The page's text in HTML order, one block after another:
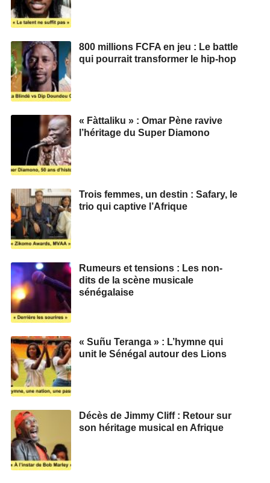
800 millions FCFA en jeu : Le battle
qui pourrait transformer le hip-hop
« Fàttaliku » : Omar Pène ravive
l’héritage du Super Diamono
Trois femmes, un destin : Safary, le
trio qui captive l’Afrique
Rumeurs et tensions : Les non-
dits de la scène musicale
sénégalaise
« Suñu Teranga » : L’hymne qui
unit le Sénégal autour des Lions
Décès de Jimmy Cliff : Retour sur
son héritage musical en Afrique